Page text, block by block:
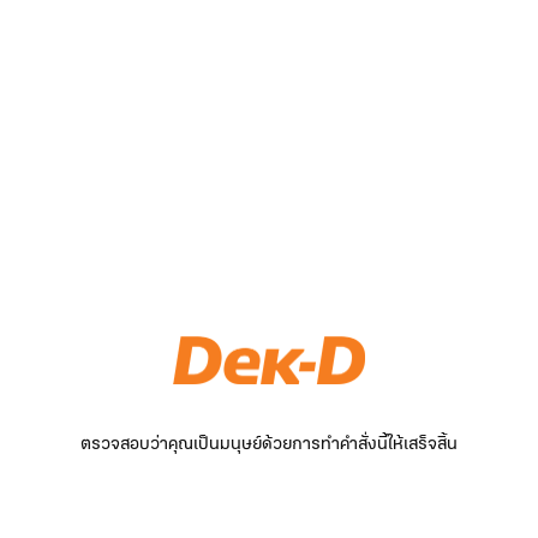
ตรวจสอบว่าคุณเป็นมนุษย์ด้วยการทำคำสั่งนี้ให้เสร็จสิ้น